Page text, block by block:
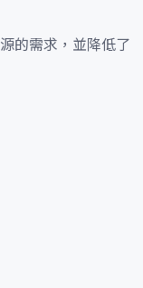
的需求，並降低了